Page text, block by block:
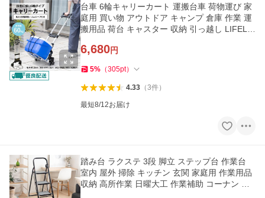
台車 6輪キャリーカート 運搬台車 荷物運び 家
庭用 買い物 アウトドア キャンプ 倉庫 作業 運
搬用品 荷台 キャスター 収納 引っ越し LIFELE
6,680円
5% （305pt）
4.33（3件）
最短8/12お届け
踏み台 ラクステ 3段 脚立 ステップ台 作業台
室内 屋外 掃除 キッチン 玄関 家庭用 作業用品
収納 高所作業 日曜大工 作業補助 コーナン オ